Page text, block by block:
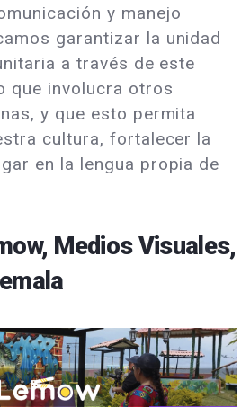
y manejo
garantizar la unidad
a través de este
que involucra otros
y que esto permita
cultura, fortalecer la
en la lengua propia de
Medios Visuales,